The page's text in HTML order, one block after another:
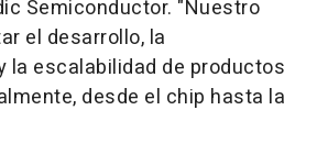
Semiconductor. "Nuestro
el desarrollo, la
la escalabilidad de productos
desde el chip hasta la